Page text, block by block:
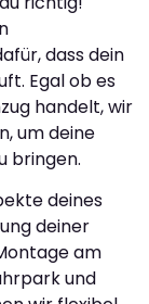
dass dein
Egal ob es
handelt, wir
um deine
bringen.
deines
deiner
am
und